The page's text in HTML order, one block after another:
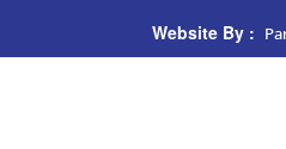
Website By :